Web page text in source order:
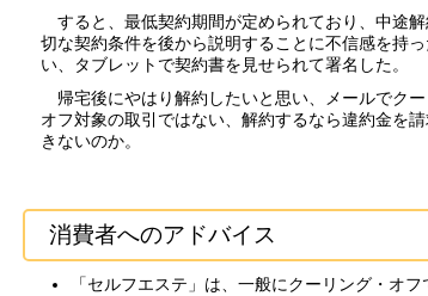
すると、最低契約期間が定められており、中途
切な契約条件を後から説明することに不信感を持
い、タブレットで契約書を見せられて署名した。
帰宅後にやはり解約したいと思い、メールでク
オフ対象の取引ではない、解約するなら違約金を
きないのか。
消費者へのアドバイス
「セルフエステ」は、一般にクーリング・オフ